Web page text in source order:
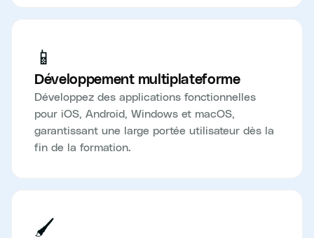
📱
Développement multiplateforme
Développez des applications fonctionnelles
pour iOS, Android, Windows et macOS,
garantissant une large portée utilisateur dès la
fin de la formation.
🖌️